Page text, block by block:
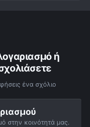
ή
ένα σχόλιο
στην κοινότητά μας.